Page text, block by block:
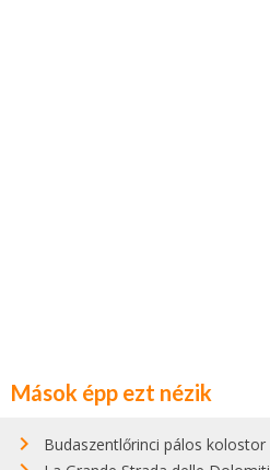
Mások épp ezt nézik
Budaszentlőrinci pálos kolostor